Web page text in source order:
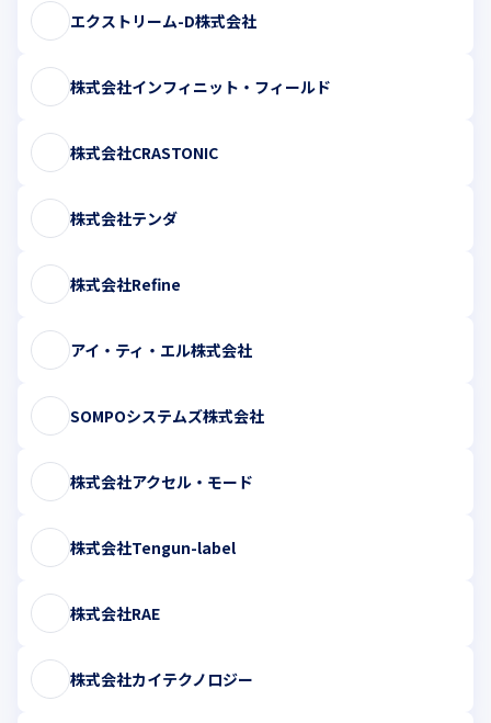
エクストリーム-D株式会社
株式会社インフィニット・フィールド
株式会社CRASTONIC
株式会社テンダ
株式会社Refine
アイ・ティ・エル株式会社
SOMPOシステムズ株式会社
株式会社アクセル・モード
株式会社Tengun-label
株式会社RAE
株式会社カイテクノロジー